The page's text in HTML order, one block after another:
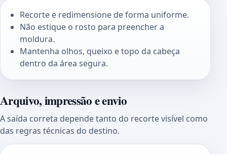
Recorte e redimensione de forma uniforme.
Não estique o rosto para preencher a
moldura.
Mantenha olhos, queixo e topo da cabeça
dentro da área segura.
Arquivo, impressão e envio
A saída correta depende tanto do recorte visível como
das regras técnicas do destino.